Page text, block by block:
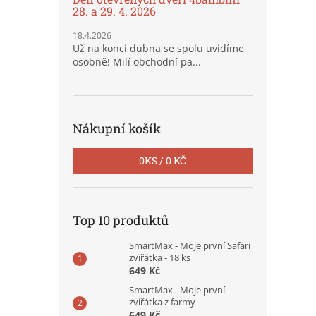
28. a 29. 4. 2026
18.4.2026
Už na konci dubna se spolu uvidíme
osobně! Milí obchodní pa...
Nákupní košík
0KS / 0 KČ
Top 10 produktů
SmartMax - Moje první Safari
zvířátka - 18 ks
649 Kč
SmartMax - Moje první
zvířátka z farmy